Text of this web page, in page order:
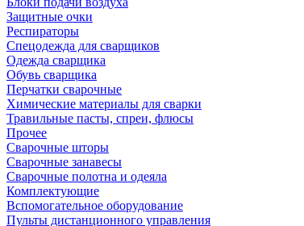
Защитные очки
Респираторы
Спецодежда для сварщиков
Одежда сварщика
Обувь сварщика
Перчатки сварочные
Химические материалы для сварки
Травильные пасты, спреи, флюсы
Прочее
Сварочные шторы
Сварочные занавесы
Сварочные полотна и одеяла
Комплектующие
Вспомогательное оборудование
Пульты дистанционного управления